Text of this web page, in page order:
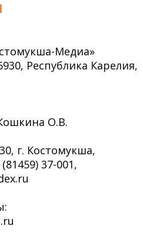
Медиа»
Республика Карелия,
О.В.
г. Костомукша,
37-001,